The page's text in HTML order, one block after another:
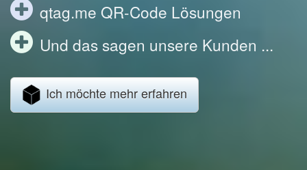
qtag.me QR-Code Lösungen
Und das sagen unsere Kunden ...
Ich möchte mehr erfahren